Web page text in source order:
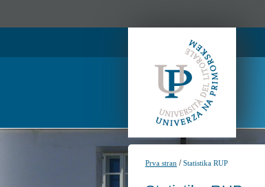
Prva stran /Statistika RUP